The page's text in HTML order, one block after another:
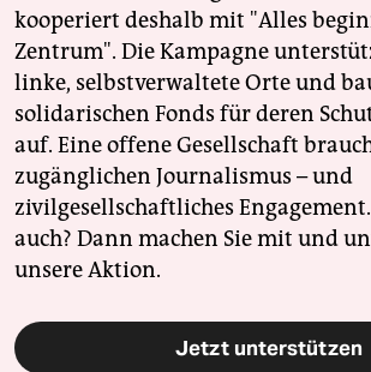
kooperiert deshalb mit "Alles
Zentrum". Die Kampagne
linke, selbstverwaltete Orte und
solidarischen Fonds für deren
auf. Eine offene Gesellschaft
zugänglichen Journalismus – und
zivilgesellschaftliches
auch? Dann machen Sie mit und
unsere Aktion.
Jetzt unterstützen